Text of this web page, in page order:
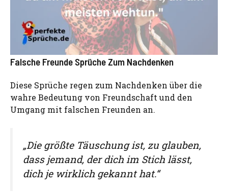
Falsche Freunde Sprüche Zum Nachdenken
Diese Sprüche regen zum Nachdenken über die
wahre Bedeutung von Freundschaft und den
Umgang mit falschen Freunden an.
„Die größte Täuschung ist, zu glauben,
dass jemand, der dich im Stich lässt,
dich je wirklich gekannt hat.“